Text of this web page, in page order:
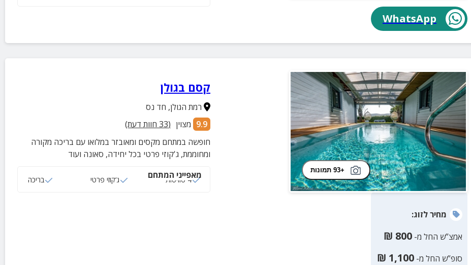
WhatsApp
+93 תמונות
קסם בגולן
רמת הגולן, חד נס
9.9 מצוין (
33 חוות דעת)
חופשה במתחם מקסים ומאובזר במלואו עם בריכה מקורה
ומחוממת, ג'קוזי פרטי בכל יחידה, סאונה ועוד
מאפייני המתחם
4 סוויטות ג‘קוזי פרטי בריכה
מחירלזוג:
אמצ”ש החל מ- 800
₪
סופ”ש החל מ- 1,100
₪